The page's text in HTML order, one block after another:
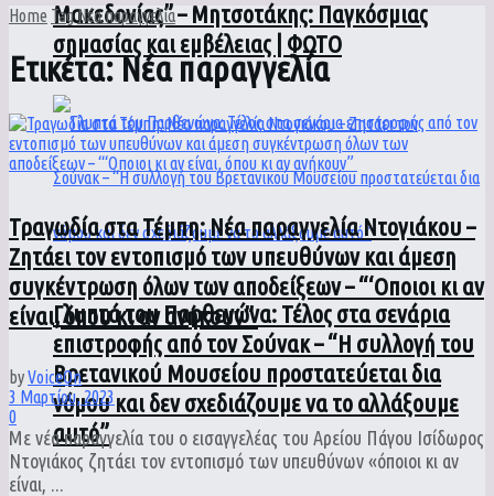
Μακεδονίας” – Μητσοτάκης: Παγκόσμιας
σημασίας και εμβέλειας | ΦΩΤΟ
Γλυπτά του Παρθενώνα: Τέλος στα σενάρια
επιστροφής από τον Σούνακ – “Η συλλογή του
Βρετανικού Μουσείου προστατεύεται δια
νόμου και δεν σχεδιάζουμε να το αλλάξουμε
αυτό”
Home TagΝέα παραγγελία
Ετικέτα:Νέα παραγγελία
Τραγωδία στα Τέμπη: Νέα παραγγελία Ντογιάκου –
Ζητάει τον εντοπισμό των υπευθύνων και άμεση
συγκέντρωση όλων των αποδείξεων – “‘Οποιοι κι αν
είναι, όπου κι αν ανήκουν”
byVoiceOn
3 Μαρτίου, 2023
0
Με νέα παραγγελία του ο εισαγγελέας του Αρείου Πάγου Ισίδωρος
Ντογιάκος ζητάει τον εντοπισμό των υπευθύνων «όποιοι κι αν
είναι, ...